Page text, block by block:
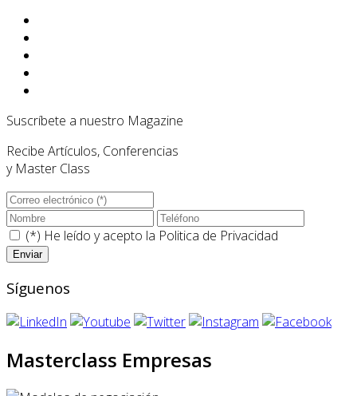
Suscríbete a nuestro Magazine
Recibe Artículos, Conferencias
y Master Class
(*) He leído y acepto la Politica de Privacidad
Síguenos
Masterclass Empresas